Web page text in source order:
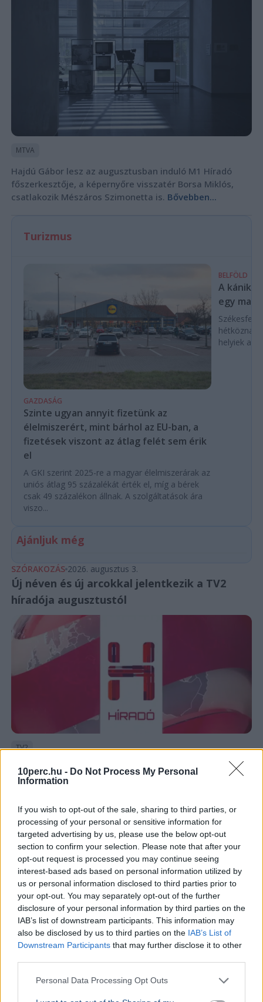
10perc.hu - Do Not Process My Personal
Information
If you wish to opt-out of the sale, sharing to third parties, or
processing of your personal or sensitive information for
targeted advertising by us, please use the below opt-out
section to confirm your selection. Please note that after your
opt-out request is processed you may continue seeing
interest-based ads based on personal information utilized by
us or personal information disclosed to third parties prior to
your opt-out. You may separately opt-out of the further
disclosure of your personal information by third parties on the
IAB’s list of downstream participants. This information may
also be disclosed by us to third parties on the IAB’s List of
Downstream Participants that may further disclose it to other
Personal Data Processing Opt Outs
MTVA
Hajdú Gábor lesz az augusztusban induló M1 Híradó
főszerkesztője, a képernyőre visszatér Borsa Miklós,
csatlakozik Mészáros Szimonetta is. Bővebben...
Turizmus
GAZDASÁG
Szinte ugyan annyit fizetünk az
élelmiszerért, mint bárhol az EU-ban, a
fizetések viszont az átlag felét sem érik
el
A GKI szerint 2025-re a magyar élelmiszerárak az
uniós átlag 95 százalékát érték el, míg a bérek
csak 49 százalékon állnak. A szolgáltatások ára
viszo...
BELFÖLD
A
egy
hétköznap
helyiek a
Ajánljuk még
SZÓRAKOZÁS 2026. augusztus 3.
Új néven és új arcokkal jelentkezik a TV2
híradója augusztustól
TV2
Augusztus 3-tól TV2 Híradó néven, új műsorvezetőkkel
és megújult arculattal jelentkezik a csatorna hírműsora
SZÓRAKOZÁS 2026. augusztus 2.
Megtartják a Szigetet, a szervezők szerint
nem jelent terhelést az energiahálózatnak a
fesztivál